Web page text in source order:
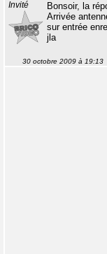
Invité
Bonsoir, la
Arrivée
sur entrée
jla
30 octobre 2009 à 19:13